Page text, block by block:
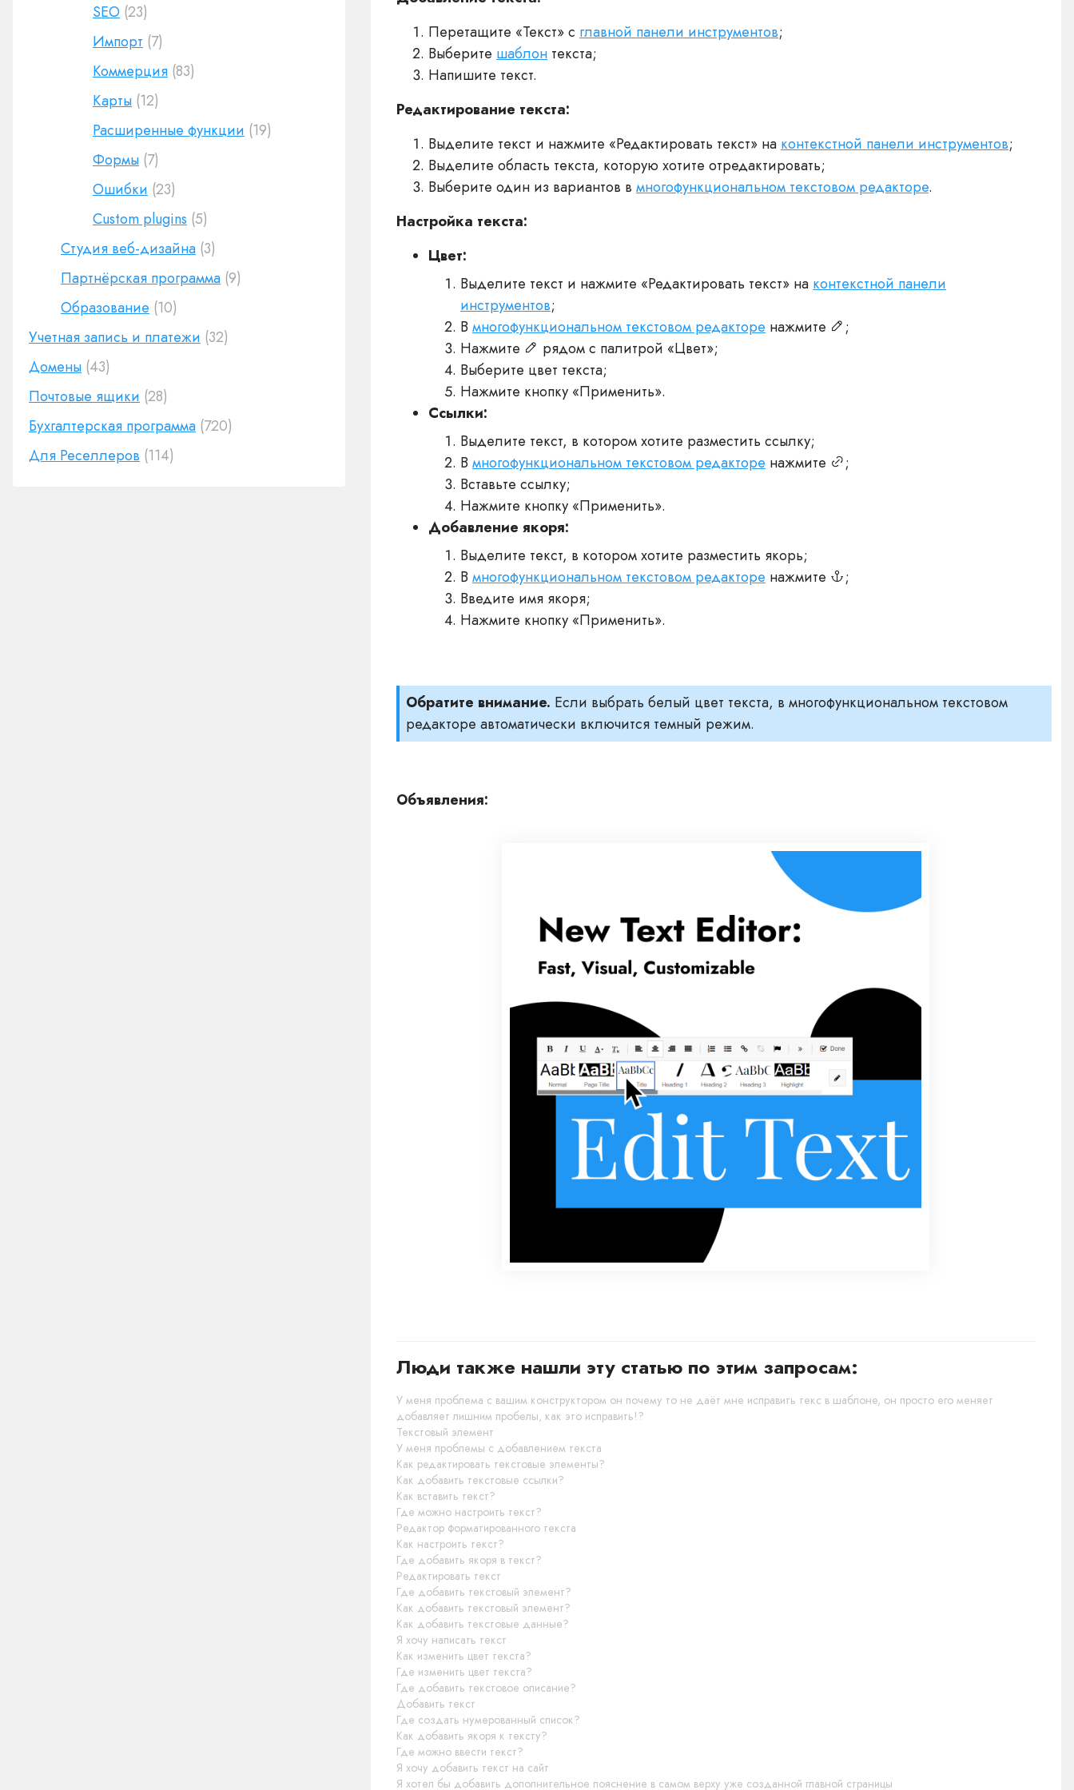
SEO (23)
Импорт (7)
Коммерция (83)
Карты (12)
Расширенные функции (19)
Формы (7)
Ошибки (23)
Custom plugins (5)
Студия веб-дизайна (3)
Партнёрская программа (9)
Образование (10)
Учетная запись и платежи (32)
Домены (43)
Почтовые ящики (28)
Бухгалтерская программа (720)
Для Реселлеров (114)
Перетащите «Текст» с главной панели инструментов;
Выберите шаблонтекста;
Напишите текст.
Редактирование текста:
Выделите текст и нажмите «Редактировать текст» на контекстной панели инструментов;
Выделите область текста, которую хотите отредактировать;
Выберите один из вариантов в многофункциональном текстовом редакторе.
Настройка текста:
Цвет:
Выделите текст и нажмите «Редактировать текст» на контекстной панели
инструментов;
В многофункциональном текстовом редакторе нажмите
;
Нажмите
рядом с палитрой «Цвет»;
Выберите цвет текста;
Нажмите кнопку «Применить».
Ссылки:
Выделите текст, в котором хотите разместить ссылку;
В многофункциональном текстовом редакторе нажмите
;
Вставьте ссылку;
Нажмите кнопку «Применить».
Добавление якоря:
Выделите текст, в котором хотите разместить якорь;
В многофункциональном текстовом редакторе нажмите
;
Введите имя якоря;
Нажмите кнопку «Применить».
Обратите внимание. Если выбрать белый цвет текста, в многофункциональном текстовом
редакторе автоматически включится темный режим.
Объявления:
Люди также нашли эту статью по этим запросам:
У меня проблема с вашим конструктором он почему то не даёт мне исправить текс в шаблоне, он просто его меняет
добавляет лишним пробелы, как это исправить!?
Текстовый элемент
У меня проблемы с добавлением текста
Как редактировать текстовые элементы?
Как добавить текстовые ссылки?
Как вставить текст?
Где можно настроить текст?
Редактор форматированного текста
Как настроить текст?
Где добавить якоря в текст?
Редактировать текст
Где добавить текстовый элемент?
Как добавить текстовый элемент?
Как добавить текстовые данные?
Я хочу написать текст
Как изменить цвет текста?
Где изменить цвет текста?
Где добавить текстовое описание?
Добавить текст
Где создать нумерованный список?
Как добавить якоря к тексту?
Где можно ввести текст?
Я хочу добавить текст на сайт
Я хотел бы добавить дополнительное пояснение в самом верху уже созданной главной страницы